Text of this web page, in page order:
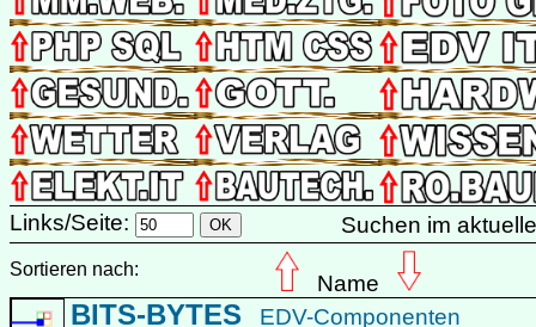
Links/Seite: Suchen im
Sortieren nach:
Name
BITS-BYTES EDV-Componenten